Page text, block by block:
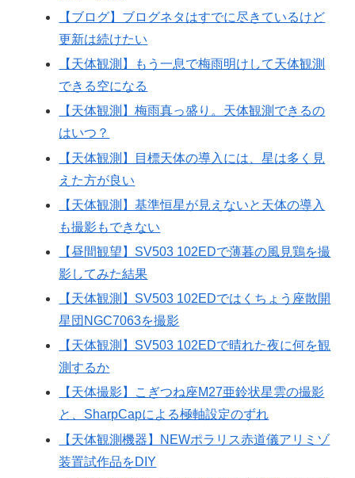
【ブログ】ブログネタはすでに尽きているけど
更新は続けたい
【天体観測】もう一息で梅雨明けして天体観測
できる空になる
【天体観測】梅雨真っ盛り。天体観測できるの
はいつ？
【天体観測】目標天体の導入には、星は多く見
えた方が良い
【天体観測】基準恒星が見えないと天体の導入
も撮影もできない
【昼間観望】SV503 102EDで薄暮の風見鶏を撮
影してみた結果
【天体観測】SV503 102EDではくちょう座散開
星団NGC7063を撮影
【天体観測】SV503 102EDで晴れた夜に何を観
測するか
【天体撮影】こぎつね座M27亜鈴状星雲の撮影
と、SharpCapによる極軸設定のずれ
【天体観測機器】NEWポラリス赤道儀アリミゾ
装置試作品をDIY